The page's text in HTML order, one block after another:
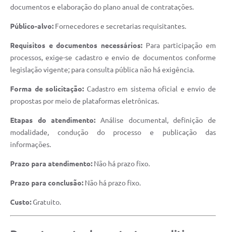
documentos e elaboração do plano anual de contratações.
Público-alvo: Fornecedores e secretarias requisitantes.
Requisitos e documentos necessários: Para participação em
processos, exige-se cadastro e envio de documentos conforme
legislação vigente; para consulta pública não há exigência.
Forma de solicitação: Cadastro em sistema oficial e envio de
propostas por meio de plataformas eletrônicas.
Etapas do atendimento: Análise documental, definição de
modalidade, condução do processo e publicação das
informações.
Prazo para atendimento: Não há prazo fixo.
Prazo para conclusão: Não há prazo fixo.
Custo:Gratuito.